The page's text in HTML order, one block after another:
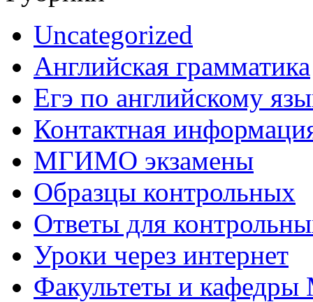
Uncategorized
Английская грамматика
Егэ по английскому
Контактная
МГИМО экзамены
Образцы контрольных
Ответы для
Уроки через интернет
Факультеты и